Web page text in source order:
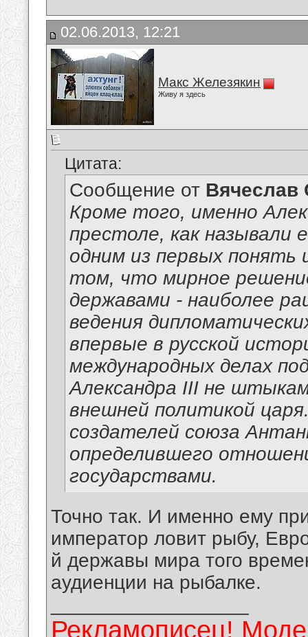
02.06.2013, 12:21
Макс Железякин
Живу я здесь
Цитата:
Сообщение от Вячеслав
Кроме того, именно
престоле, как называли
одним из первых понять
том, что мирное
державами - наиболее
ведения
впервые в русской
международных делах
Александра III не
внешней политикой
создателей союза
определившего
государствами.
Точно так. И именно ему
император ловит рыбу,
й державы мира того
аудиенции на рыбалке.
Рекламописец!